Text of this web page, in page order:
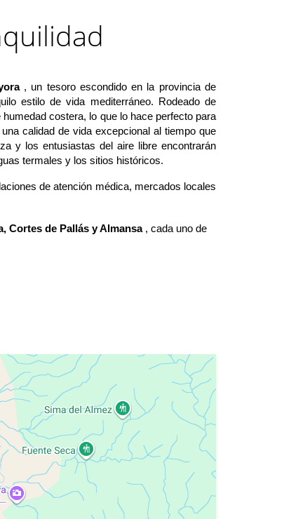
, un tesoro escondido en la provincia de
estilo de vida mediterráneo. Rodeado de
costera, lo que lo hace perfecto para
calidad de vida excepcional al tiempo que
y los entusiastas del aire libre encontrarán
termales y los sitios históricos.
de atención médica, mercados locales
Cortes de Pallás y Almansa , cada uno de